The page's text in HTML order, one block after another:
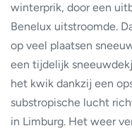
winterprik, door een
Benelux uitstroomde.
op veel plaatsen
een tijdelijk
het kwik dankzij een
substropische lucht
in Limburg. Het weer